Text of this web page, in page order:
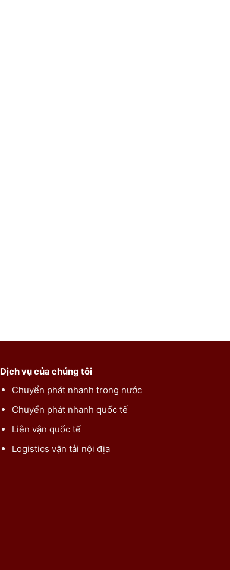
Dịch vụ của chúng tôi
Chuyển phát nhanh trong nước
Chuyển phát nhanh quốc tế
Liên vận quốc tế
Logistics vận tải nội địa